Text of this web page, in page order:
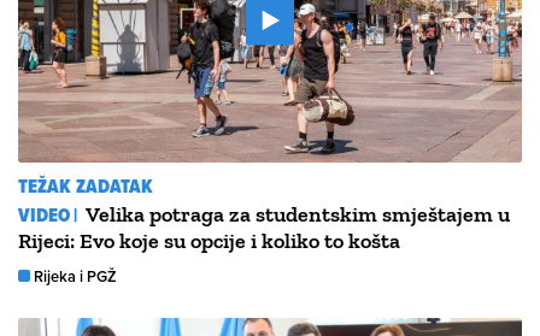
TEŽAK ZADATAK
VIDEO | Velika potraga za studentskim smještajem u
Rijeci: Evo koje su opcije i koliko to košta
Rijeka i PGŽ